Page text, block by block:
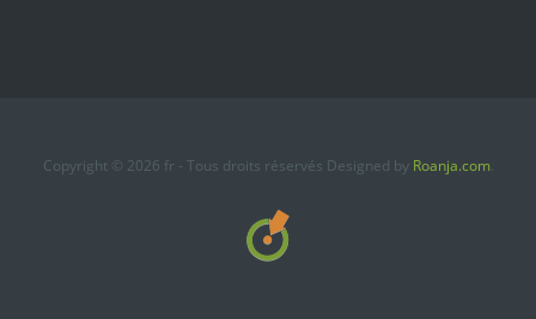
Copyright © 2026 fr - Tous droits réservés Designed by Roanja.com.